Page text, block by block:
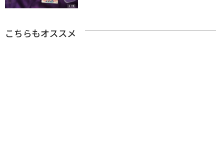
こちらもオススメ